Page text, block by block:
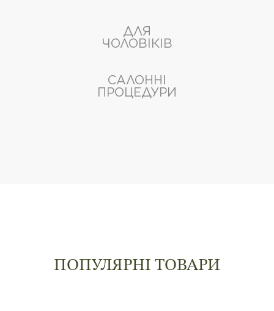
ДЛЯ
ЧОЛОВІКІВ
САЛОННІ
ПРОЦЕДУРИ
ПОПУЛЯРНІ ТОВАРИ